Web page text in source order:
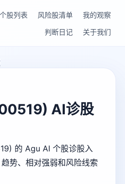
个股列表 风险股清单
我的观察
判断日记
关于我们
AI诊股
的 Agu AI 个股诊股入
势、相对强弱和风险线索